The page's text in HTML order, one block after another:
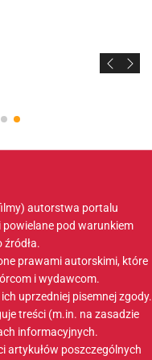
autorstwa portalu
pod warunkiem
źródła.
prawami autorskimi, które
i wydawcom.
uprzedniej pisemnej zgody.
treści (m.in. na zasadzie
informacyjnych.
artykułów poszczególnych